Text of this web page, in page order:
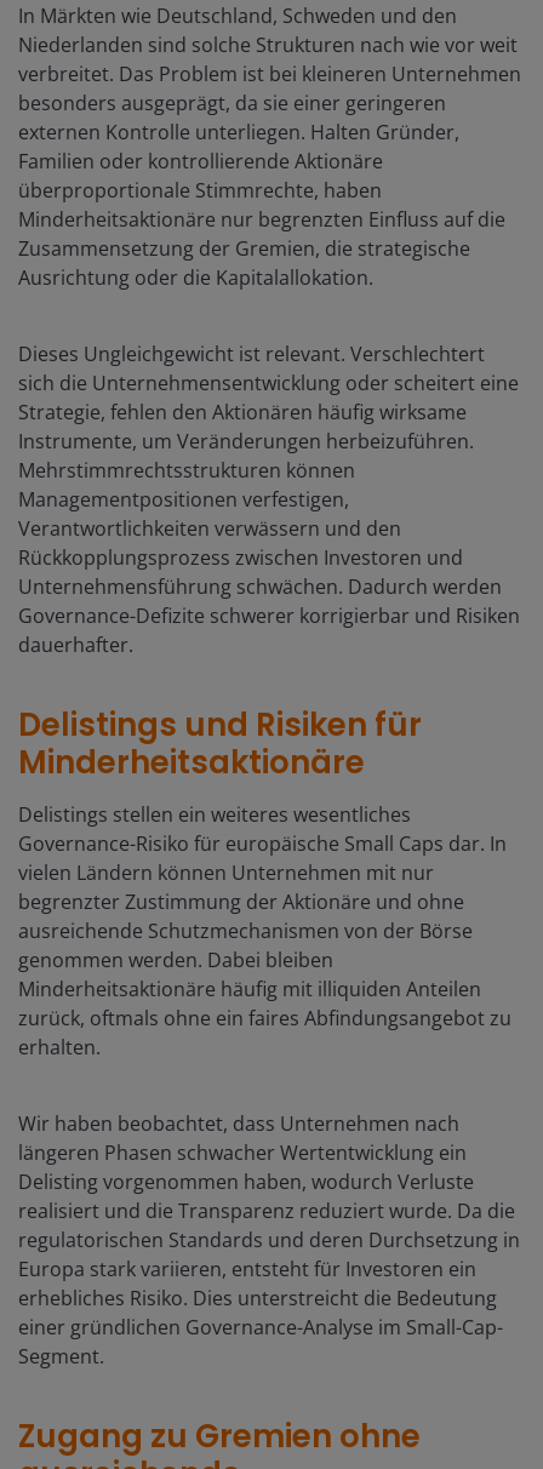
In Märkten wie Deutschland, Schweden und den
Niederlanden sind solche Strukturen nach wie vor weit
verbreitet. Das Problem ist bei kleineren Unternehmen
besonders ausgeprägt, da sie einer geringeren
externen Kontrolle unterliegen. Halten Gründer,
Familien oder kontrollierende Aktionäre
überproportionale Stimmrechte, haben
Minderheitsaktionäre nur begrenzten Einfluss auf die
Zusammensetzung der Gremien, die strategische
Ausrichtung oder die Kapitalallokation.
Dieses Ungleichgewicht ist relevant. Verschlechtert
sich die Unternehmensentwicklung oder scheitert eine
Strategie, fehlen den Aktionären häufig wirksame
Instrumente, um Veränderungen herbeizuführen.
Mehrstimmrechtsstrukturen können
Managementpositionen verfestigen,
Verantwortlichkeiten verwässern und den
Rückkopplungsprozess zwischen Investoren und
Unternehmensführung schwächen. Dadurch werden
Governance-Defizite schwerer korrigierbar und Risiken
dauerhafter.
Delistings und Risiken für
Minderheitsaktionäre
Delistings stellen ein weiteres wesentliches
Governance-Risiko für europäische Small Caps dar. In
vielen Ländern können Unternehmen mit nur
begrenzter Zustimmung der Aktionäre und ohne
ausreichende Schutzmechanismen von der Börse
genommen werden. Dabei bleiben
Minderheitsaktionäre häufig mit illiquiden Anteilen
zurück, oftmals ohne ein faires Abfindungsangebot zu
erhalten.
Wir haben beobachtet, dass Unternehmen nach
längeren Phasen schwacher Wertentwicklung ein
Delisting vorgenommen haben, wodurch Verluste
realisiert und die Transparenz reduziert wurde. Da die
regulatorischen Standards und deren Durchsetzung in
Europa stark variieren, entsteht für Investoren ein
erhebliches Risiko. Dies unterstreicht die Bedeutung
einer gründlichen Governance-Analyse im Small-Cap-
Segment.
Zugang zu Gremien ohne